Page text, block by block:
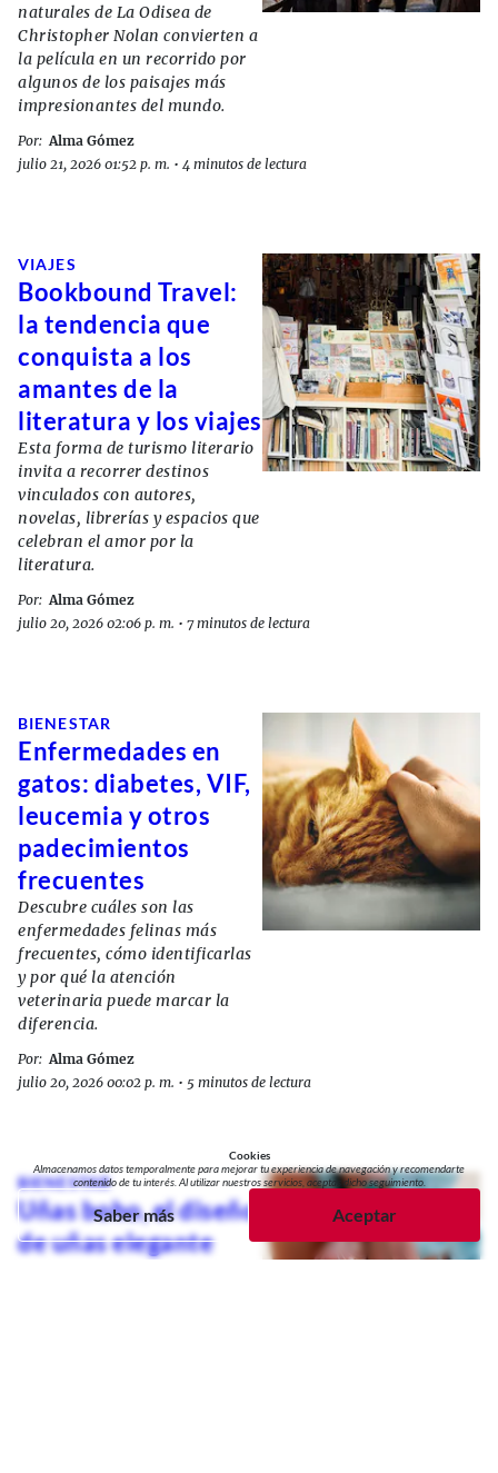
naturales de La Odisea de
Christopher Nolan convierten a
la película en un recorrido por
algunos de los paisajes más
impresionantes del mundo.
Por: Alma Gómez
julio 21, 2026 01:52 p. m. • 4 minutos de lectura
VIAJES
Bookbound Travel:
la tendencia que
conquista a los
amantes de la
literatura y los viajes
Esta forma de turismo literario
invita a recorrer destinos
vinculados con autores,
novelas, librerías y espacios que
celebran el amor por la
literatura.
Por: Alma Gómez
julio 20, 2026 02:06 p. m. • 7 minutos de lectura
BIENESTAR
Enfermedades en
gatos: diabetes, VIF,
leucemia y otros
padecimientos
frecuentes
Descubre cuáles son las
enfermedades felinas más
frecuentes, cómo identificarlas
y por qué la atención
veterinaria puede marcar la
diferencia.
Por: Alma Gómez
julio 20, 2026 00:02 p. m. • 5 minutos de lectura
BIENESTAR
Uñas boho, el diseño
de uñas elegante
Cookies
Almacenamos datos temporalmente para mejorar tu experiencia de navegación y recomendarte
contenido de tu interés. Al utilizar nuestros servicios, aceptas dicho seguimiento.
Saber más Aceptar